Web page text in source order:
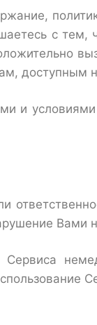
с
доступным
и
Вами